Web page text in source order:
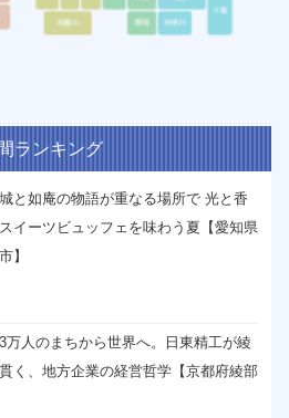
ランキング
と如庵の物語が重なる場所で 光と香
イーツビュッフェを味わう夏【愛知県
】
万人のまちから世界へ。日東精工が綾
く、地方企業の経営哲学【京都府綾部